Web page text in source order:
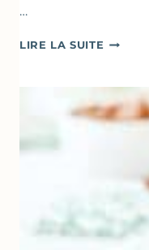
…
LIRE LA SUITE CAKE
HUILE